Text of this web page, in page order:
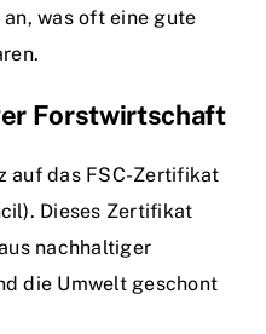
was oft eine gute
Forstwirtschaft
auf das FSC-Zertifikat
Dieses Zertifikat
nachhaltiger
die Umwelt geschont